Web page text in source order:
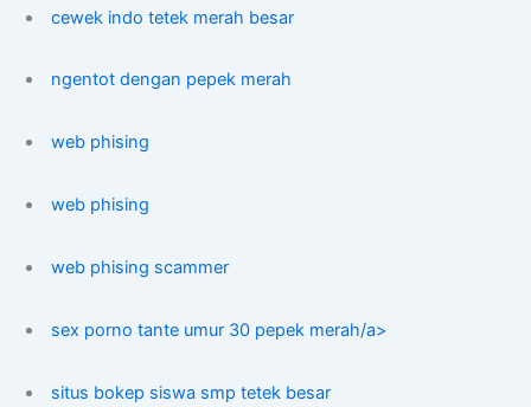
cewek indo tetek merah besar
ngentot dengan pepek merah
web phising
web phising
web phising scammer
sex porno tante umur 30 pepek merah/a>
situs bokep siswa smp tetek besar